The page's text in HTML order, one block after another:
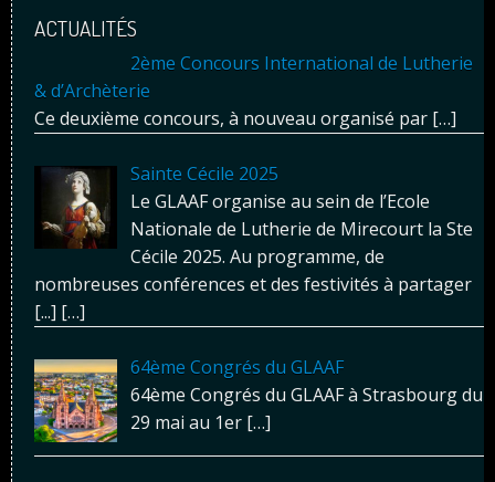
ACTUALITÉS
2ème Concours International de Lutherie
& d’Archèterie
Ce deuxième concours, à nouveau organisé par […]
Sainte Cécile 2025
Le GLAAF organise au sein de l’Ecole
Nationale de Lutherie de Mirecourt la Ste
Cécile 2025. Au programme, de
nombreuses conférences et des festivités à partager
[...] […]
64ème Congrés du GLAAF
64ème Congrés du GLAAF à Strasbourg du
29 mai au 1er […]